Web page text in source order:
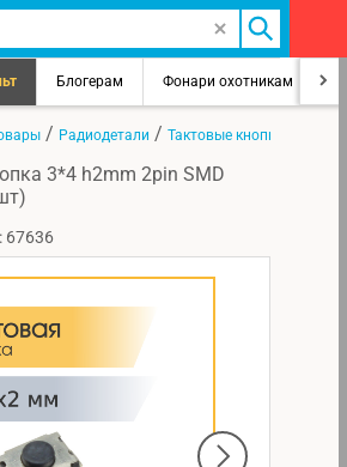
Блогерам Фонари охотникам
/ Радиодетали / Тактовые кнопки
3*4 h2mm 2pin SMD
67636